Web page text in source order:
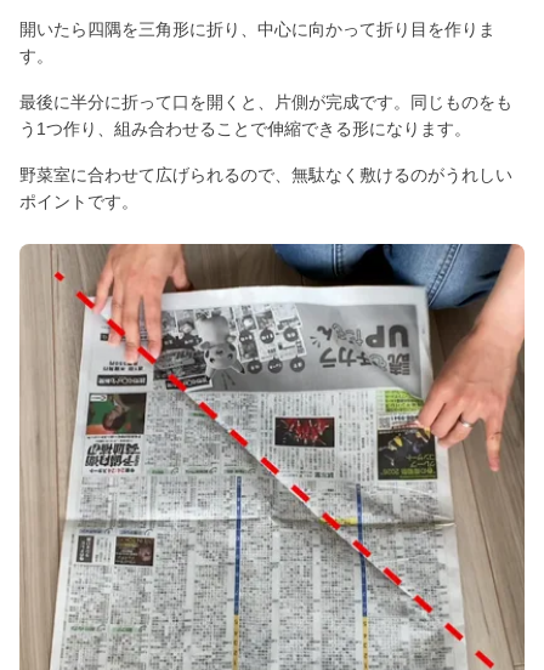
開いたら四隅を三角形に折り、中心に向かって折り目を作りま
す。
最後に半分に折って口を開くと、片側が完成です。同じものをも
う1つ作り、組み合わせることで伸縮できる形になります。
野菜室に合わせて広げられるので、無駄なく敷けるのがうれしい
ポイントです。